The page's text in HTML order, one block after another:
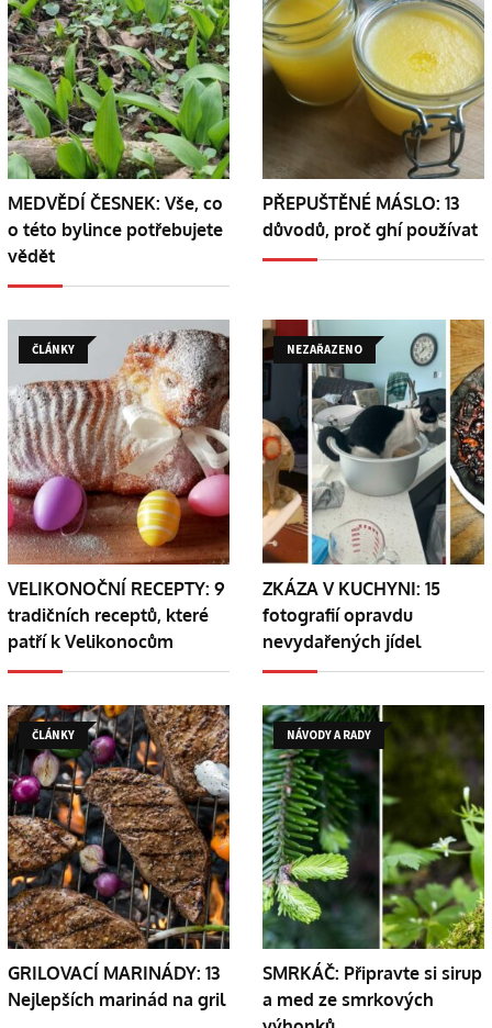
MEDVĚDÍ ČESNEK: Vše, co
o této bylince potřebujete
vědět
PŘEPUŠTĚNÉ MÁSLO: 13
důvodů, proč ghí používat
ČLÁNKY
VELIKONOČNÍ RECEPTY: 9
tradičních receptů, které
patří k Velikonocům
NEZAŘAZENO
ZKÁZA V KUCHYNI: 15
fotografií opravdu
nevydařených jídel
ČLÁNKY
GRILOVACÍ MARINÁDY: 13
Nejlepších marinád na gril
NÁVODY A RADY
SMRKÁČ: Připravte si sirup
a med ze smrkových